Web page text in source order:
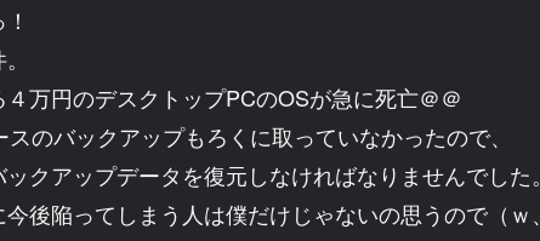
万円のデスクトップPCのOSが急に死亡＠＠
のバックアップもろくに取っていなかったので、
クアップデータを復元しなければなりませんでした。
後陥ってしまう人は僕だけじゃないの思うので（ｗ、